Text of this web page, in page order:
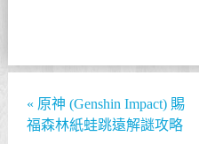
« 原神 (Genshin Impact) 賜
福森林紙蛙跳遠解謎攻略